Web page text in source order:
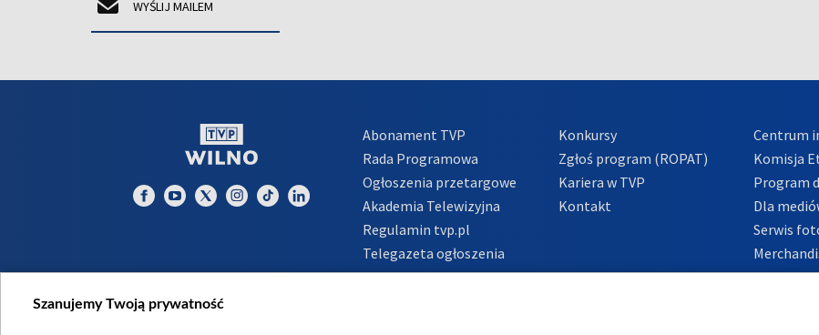
WYŚLIJ MAILEM
Abonament TVP
Rada Programowa
Ogłoszenia przetargowe
Akademia Telewizyjna
Regulamin tvp.pl
Telegazeta ogłoszenia
Informacje o nadawcy
Konkursy
Zgłoś program (ROPAT)
Kariera w TVP
Kontakt
Centrum
Komisja
Program
Dla
Serwis
Polityka
Szanujemy Twoją prywatność